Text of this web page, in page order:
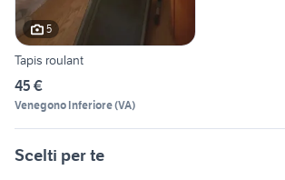
5
Tapis roulant
45 €
Venegono Inferiore(VA)
Scelti per te